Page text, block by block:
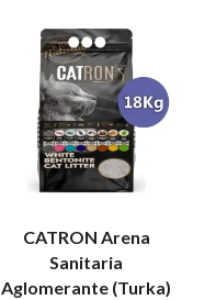
CATRON Arena
Sanitaria
Aglomerante (Turka)